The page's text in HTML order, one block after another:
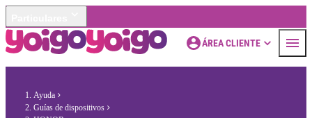
ÁREA CLIENTE
Ayuda
Guías de dispositivos